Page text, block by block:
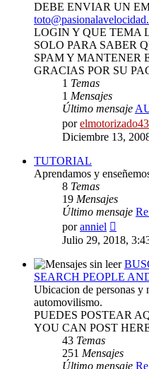
DEBE ENVIAR UN
LOGIN Y QUE TEMA
SOLO PARA SABER
SPAM Y MANTENER
GRACIAS POR SU
1 Temas
1 Mensajes
Último mensaje
porelmotorizado43
Diciembre 13,
TUTORIAL
Aprendamos y
8 Temas
19 Mensajes
Último mensaje
poranniel
último
Julio 29, 2018,
SEARCH PEOPLE
Ubicacion de personas y
automovilismo.
PUEDES POSTEAR
YOU CAN POST
43 Temas
251 Mensajes
Último mensaje